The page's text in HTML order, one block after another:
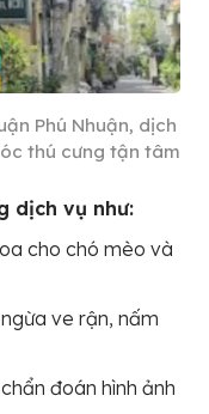
Phú Nhuận, dịch
thú cưng tận tâm
dịch vụ như:
cho chó mèo và
ve rận, nấm
đoán hình ảnh